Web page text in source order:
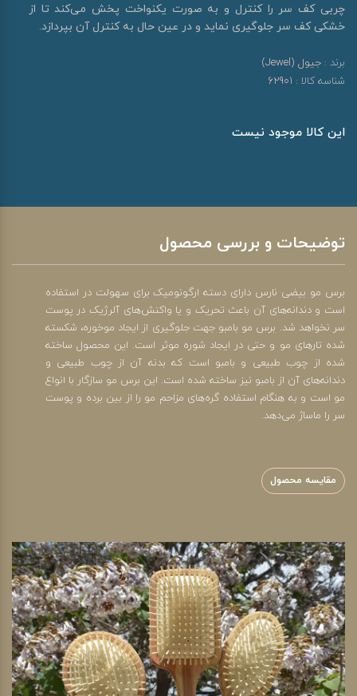
چربی کف سر را کنترل و به صورت یکنواخت پخش می‌کند تا از
خشکی کف سر جلوگیری نماید و در عین حال به کنترل آن بپردازد.
برند : جیول (Jewel)
شناسه کالا : 62901
این کالا موجود نیست
توضیحات و بررسی محصول
برس مو بیضی نارس دارای دسته ارگونومیک برای سهولت در استفاده
است و دندانه‌های آن باعث تحریک و یا واکنش‌های آلرژیک در پوست
سر نخواهد شد. برس مو بامبو جهت جلوگیری از ایجاد موخوره، شکسته
شده تارهای مو و حتی در ایجاد شوره موثر است. این محصول ساخته
شده از چوب طبیعی و بامبو است که بدنه آن از چوب طبیعی و
دندانه‌های آن از بامبو نیز ساخته شده است. این برس مو سازگار با انواع
مو است و به هنگام استفاده گره‌های مزاحم مو را از بین برده و پوست
سر را ماساژ می‌دهد.
مقایسه محصول